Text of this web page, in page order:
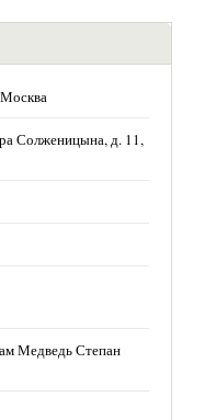
Солженицына, д. 11,
Медведь Степан